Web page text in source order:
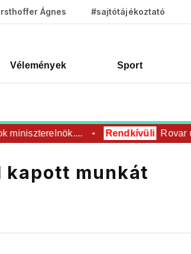
Ágnes #sajtótájékoztató
Vélemények Sport
Rendkívüli Rovar úr
kapott munkát